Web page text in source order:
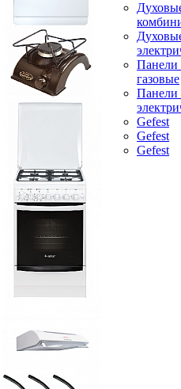
Панели
газовые
Панели
Gefest
Gefest
Gefest